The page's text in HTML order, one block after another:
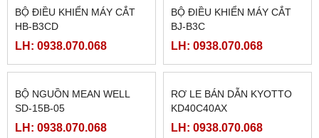
TPC7072GI
LH: 0938.070.068
TPC7032KT
LH: 0938.070.068